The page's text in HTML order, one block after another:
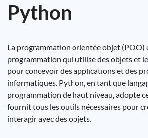
Python
La programmation orientée objet (POO)
programmation qui utilise des objets et
pour concevoir des applications et des
informatiques. Python, en tant que
programmation de haut niveau, adopte
fournit tous les outils nécessaires pour
interagir avec des objets.